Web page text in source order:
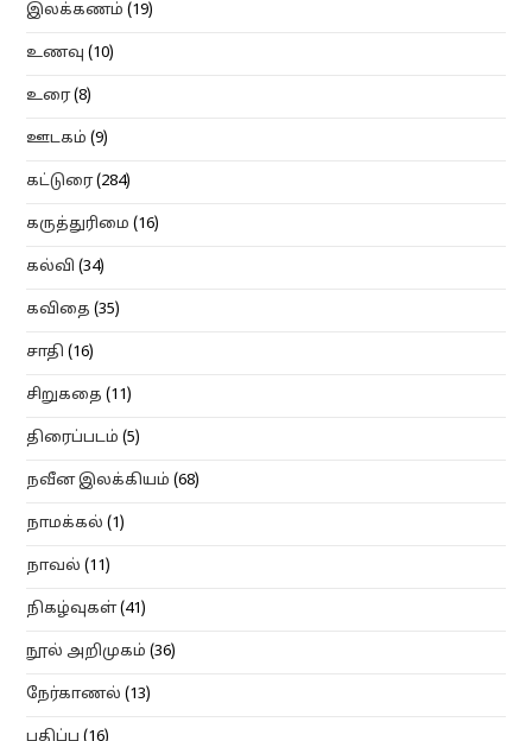
இலக்கணம் (19)
உணவு (10)
உரை(8)
ஊடகம் (9)
கட்டுரை(284)
கருத்துரிமை (16)
கல்வி (34)
கவிதை (35)
சாதி (16)
சிறுகதை (11)
திரைப்படம் (5)
நவீன இலக்கியம் (68)
நாமக்கல் (1)
நாவல் (11)
நிகழ்வுகள்(41)
நூல் அறிமுகம் (36)
நேர்காணல் (13)